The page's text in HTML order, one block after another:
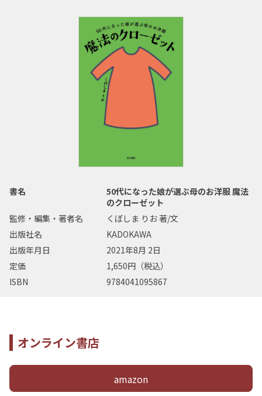
書名
50代になった娘が選ぶ母のお洋服 魔法
のクローゼット
監修・編集・著者名
くぼしま りお 著/文
出版社名
KADOKAWA
出版年月日
2021年8月 2日
定価
1,650円（税込）
ISBN
9784041095867
オンライン書店
amazon